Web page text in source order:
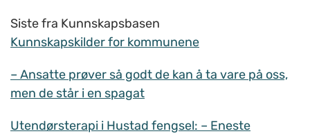
Siste fra Kunnskapsbasen
Kunnskapskilder for kommunene
– Ansatte prøver så godt de kan å ta vare på oss,
men de står i en spagat
Utendørsterapi i Hustad fengsel: – Eneste